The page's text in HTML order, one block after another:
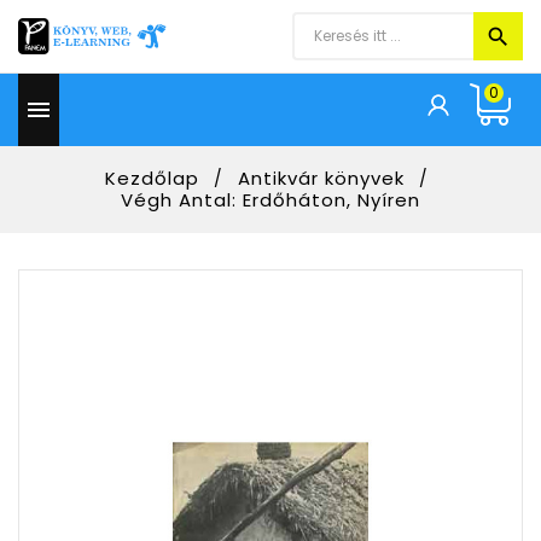

0
Kezdőlap
Antikvár könyvek
Végh Antal: Erdőháton, Nyíren